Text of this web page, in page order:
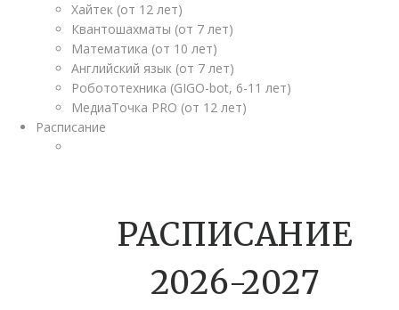
Хайтек (от 12 лет)
Квантошахматы (от 7 лет)
Математика (от 10 лет)
Английский язык (от 7 лет)
Робототехника (GIGO-bot, 6-11 лет)
МедиаТочка PRO (от 12 лет)
Расписание
РАСПИСАНИЕ
2026-2027